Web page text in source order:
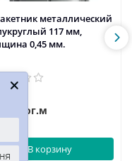
металлический
117 мм,
0,45 мм.
/пог.м
В корзину